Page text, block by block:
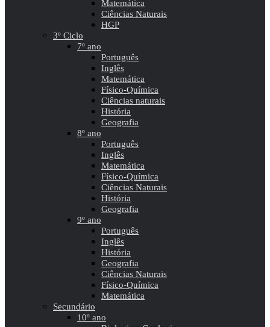
Matemática
Ciências Naturais
HGP
3º Ciclo
7º ano
Português
Inglês
Matemática
Físico-Química
Ciências naturais
História
Geografia
8º ano
Português
Inglês
Matemática
Físico-Química
Ciências Naturais
História
Geografia
9º ano
Português
Inglês
História
Geografia
Ciências Naturais
Físico-Química
Matemática
Secundário
10º ano